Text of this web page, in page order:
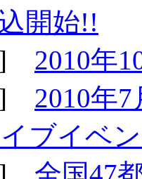
開始!!
2010年
2010年
ブイベ